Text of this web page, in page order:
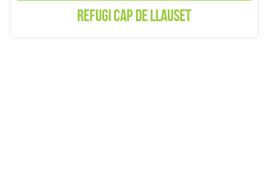
Refugi Cap de Llauset